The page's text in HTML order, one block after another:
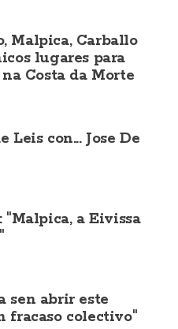
Malpica, Carballo
lugares para
Costa da Morte
con... Jose De
"Malpica, a Eivissa
sen abrir este
fracaso colectivo"